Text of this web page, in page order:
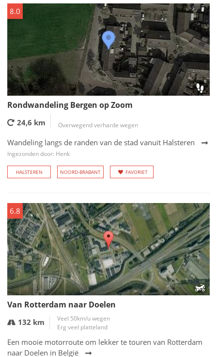
8.0
Rondwandeling Bergen op Zoom
24,6 km Overwegend verharde wegen
Wandeling langs de randen van de stad vanuit Halsteren
Ingezonden door: Henk
HALSTEREN NOORD-BRABANT FAVORIET
6.8
Van Rotterdam naar Doelen
132 km
Veel 50km/u wegen
Erg veel platteland
Een mooie motorroute om lekker te touren van Rotterdam
naar Doelen in België